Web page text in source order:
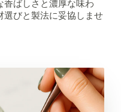
香ばしさと濃厚な味わ
選びと製法に妥協しませ